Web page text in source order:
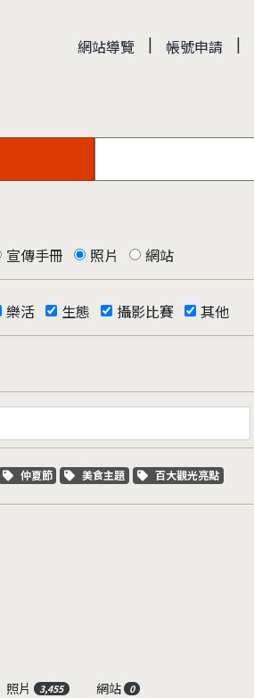
網站導覽 | 帳號申請 |
宣傳手冊 照片 網站
樂活 生態 攝影比賽 其他
關鍵字標籤
仲夏節 關鍵字標籤
美食主題 關鍵字標籤
百大觀光亮點
照片 3,455 網站 0